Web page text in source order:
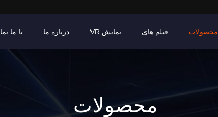
محصولات فیلم های نمایش VR درباره ما با ما
محصولات